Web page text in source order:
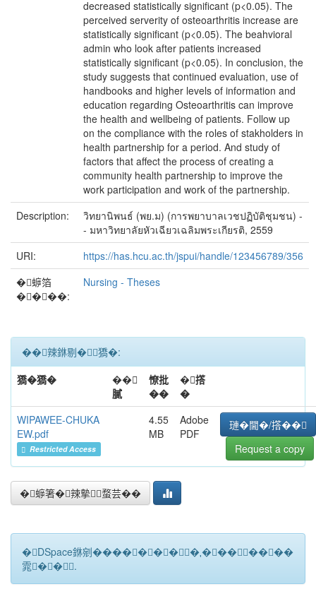
decreased statistically significant (p<0.05). The
perceived serverity of osteoarthritis increase are
statistically significant (p<0.05). The beahvioral
admin who look after patients increased
statistically significant (p<0.05). In conclusion, the
study suggests that continued evaluation, use of
handbooks and higher levels of information and
education regarding Osteoarthritis can improve
the health and wellbeing of patients. Follow up
on the compliance with the roles of stakholders in
health partnership for a period. And study of
factors that affect the process of creating a
community health partnership to improve the
work participation and work of the partnership.
Description:
วิทยานิพนธ์ (พย.ม) (การพยาบาลเวชปฏิบัติชุมชน) -
- มหาวิทยาลัยหัวเฉียวเฉลิมพระเกียรติ, 2559
URI:
https://has.hcu.ac.th/jspui/handle/123456789/356
�蝷箔
����:
Nursing - Theses
��辣銝剔�﹝獢�:
獢�獢�
��
膩
憭批
��
�撘
�
WIPAWEE-CHUKA
EW.pdf
Restricted Access
4.55
MB
Adobe
PDF
璉�閫�/撘��
Request a copy
�蝷箸�辣摰蝥芸��
�DSpace銝剜�������★��������
雿��.